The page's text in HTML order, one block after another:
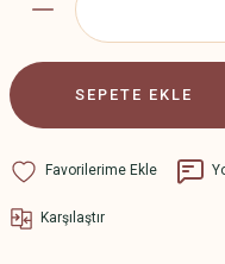
SEPETE EKLE
Karşılaştır